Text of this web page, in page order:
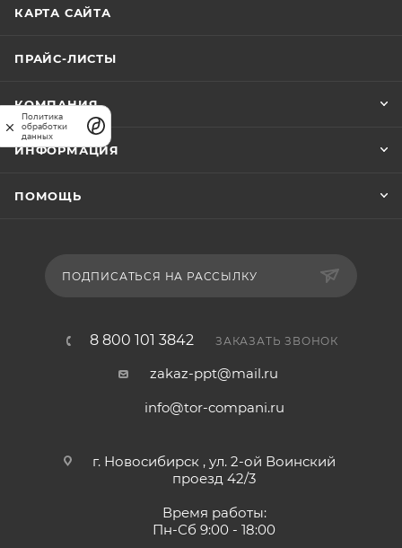
КАРТА САЙТА
ПРАЙС-ЛИСТЫ
КОМПАНИЯ
ИНФОРМАЦИЯ
ПОМОЩЬ
ПОДПИСАТЬСЯ НА РАССЫЛКУ
8 800 101 3842 ЗАКАЗАТЬ ЗВОНОК
zakaz-ppt@mail.ru
info@tor-compani.ru
г. Новосибирск , ул. 2-ой Воинский
проезд 42/3
Время работы:
Пн-Сб 9:00 - 18:00
Политика
обработки
данных